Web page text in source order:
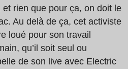
et rien que pour ça, on doit le
Au delà de ça, cet activiste
loué pour son travail
qu’il soit seul ou
de son live avec Electric